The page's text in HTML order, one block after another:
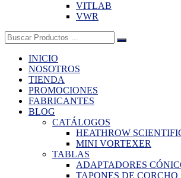
VITLAB
VWR
Buscar:
INICIO
NOSOTROS
TIENDA
PROMOCIONES
FABRICANTES
BLOG
CATÁLOGOS
HEATHROW
MINI VORTEXER
TABLAS
ADAPTADORES
TAPONES DE CORCHO